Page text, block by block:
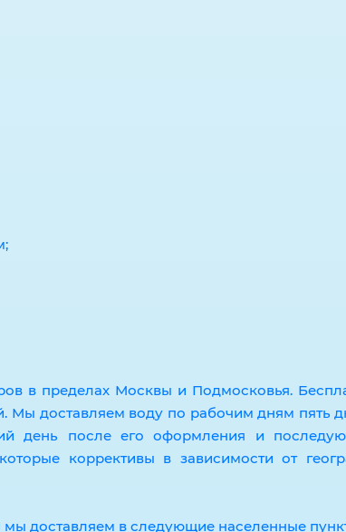
в пределах Москвы и Подмосковья.
Мы доставляем воду по рабочим дням пять
день после его оформления и
коррективы в зависимости от
доставляем в следующие населенные